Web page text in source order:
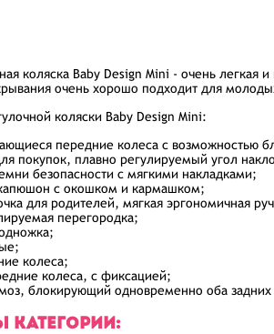
коляска Baby Design Mini - очень
очень хорошо подходит для
коляски Baby Design Mini:
передние колеса с возможностью
покупок, плавно регулируемый угол
безопасности с мягкими накладками;
с окошком и кармашком;
для родителей, мягкая эргономичная
перегородка;
колеса;
колеса, с фиксацией;
блокирующий одновременно оба задних
КАТЕГОРИИ: